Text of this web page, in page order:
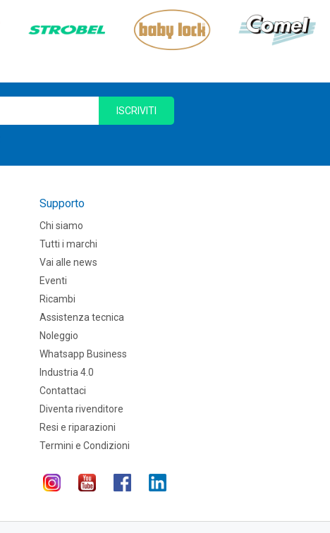
ISCRIVITI
Supporto
Chi siamo
Tutti i marchi
Vai alle news
Eventi
Ricambi
Assistenza tecnica
Noleggio
Whatsapp Business
Industria 4.0
Contattaci
Diventa rivenditore
Resi e riparazioni
Termini e Condizioni